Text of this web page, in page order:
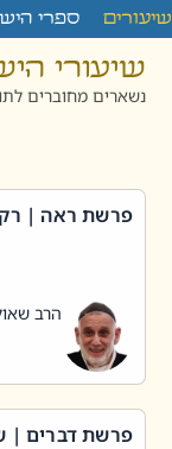
שיעורים ספרי
שיעורי
נשארים מחוברים
פרשת ראה |
הרב
פרשת דברים |